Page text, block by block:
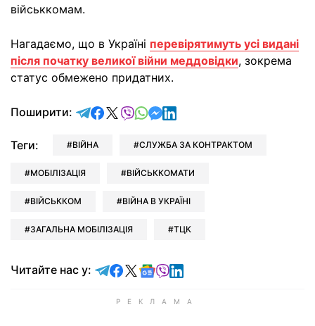
військкомам.
Нагадаємо, що в Україні перевірятимуть усі видані
після початку великої війни меддовідки, зокрема
статус обмежено придатних.
Поширити: відправити у Telegram
поділитись у Facebook
поділитись у X
відправити у Viber
відправити у Whatsapp
відправити у Messenger
відправити у LinkedIn
Теги: ВІЙНА СЛУЖБА ЗА КОНТРАКТОМ
МОБІЛІЗАЦІЯ ВІЙСЬККОМАТИ
ВІЙСЬККОМ ВІЙНА В УКРАЇНІ
ЗАГАЛЬНА МОБІЛІЗАЦІЯ ТЦК
Читайте нас у: Читайте у Telegram
Читайте у Facebook
Читайте у X
Читайте у Google news
Читайте у Viber
Читайте у LinkedIn